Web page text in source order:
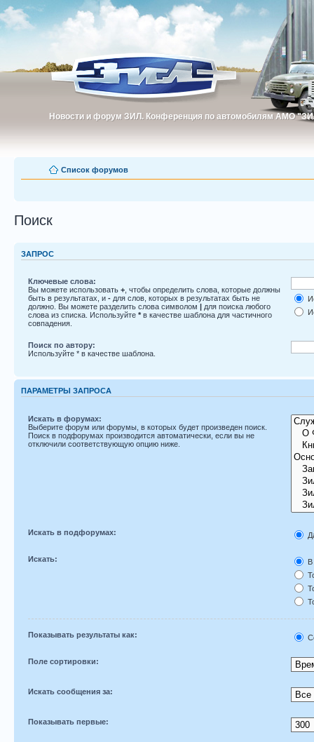
Новости и форум ЗИЛ. Конференция по автомобилям АМО
Новости и форум ЗИЛ. Конференция по автомобилям АМО
Список форумов
Поиск
ЗАПРОС
Ключевые слова:
Вы можете использовать+ , чтобы определить слова, которые должны
быть в результатах, и- для слов, которых в результатах быть не
должно. Вы можете разделить слова символом
для поиска любого
слова из списка. Используйте* в качестве шаблона для частичного
совпадения.
Поиск по автору:
Используйте * в качестве шаблона.
ПАРАМЕТРЫ ЗАПРОСА
Искать в форумах:
Выберите форум или форумы, в которых будет произведен поиск.
Поиск в подфорумах производится автоматически, если вы не
отключили соответствующую опцию ниже.
Искать в подфорумах:
Искать:
В
Показывать результаты как:
Поле сортировки:
Искать сообщения за:
Показывать первые: